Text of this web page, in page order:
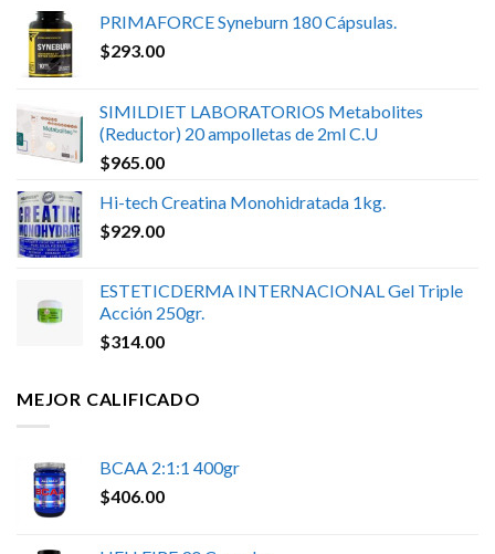
PRIMAFORCE Syneburn 180 Cápsulas.
$293.00
SIMILDIET LABORATORIOS Metabolites
(Reductor) 20 ampolletas de 2ml C.U
$965.00
Hi-tech Creatina Monohidratada 1kg.
$929.00
ESTETICDERMA INTERNACIONAL Gel Triple
Acción 250gr.
$314.00
MEJOR CALIFICADO
BCAA 2:1:1 400gr
$406.00